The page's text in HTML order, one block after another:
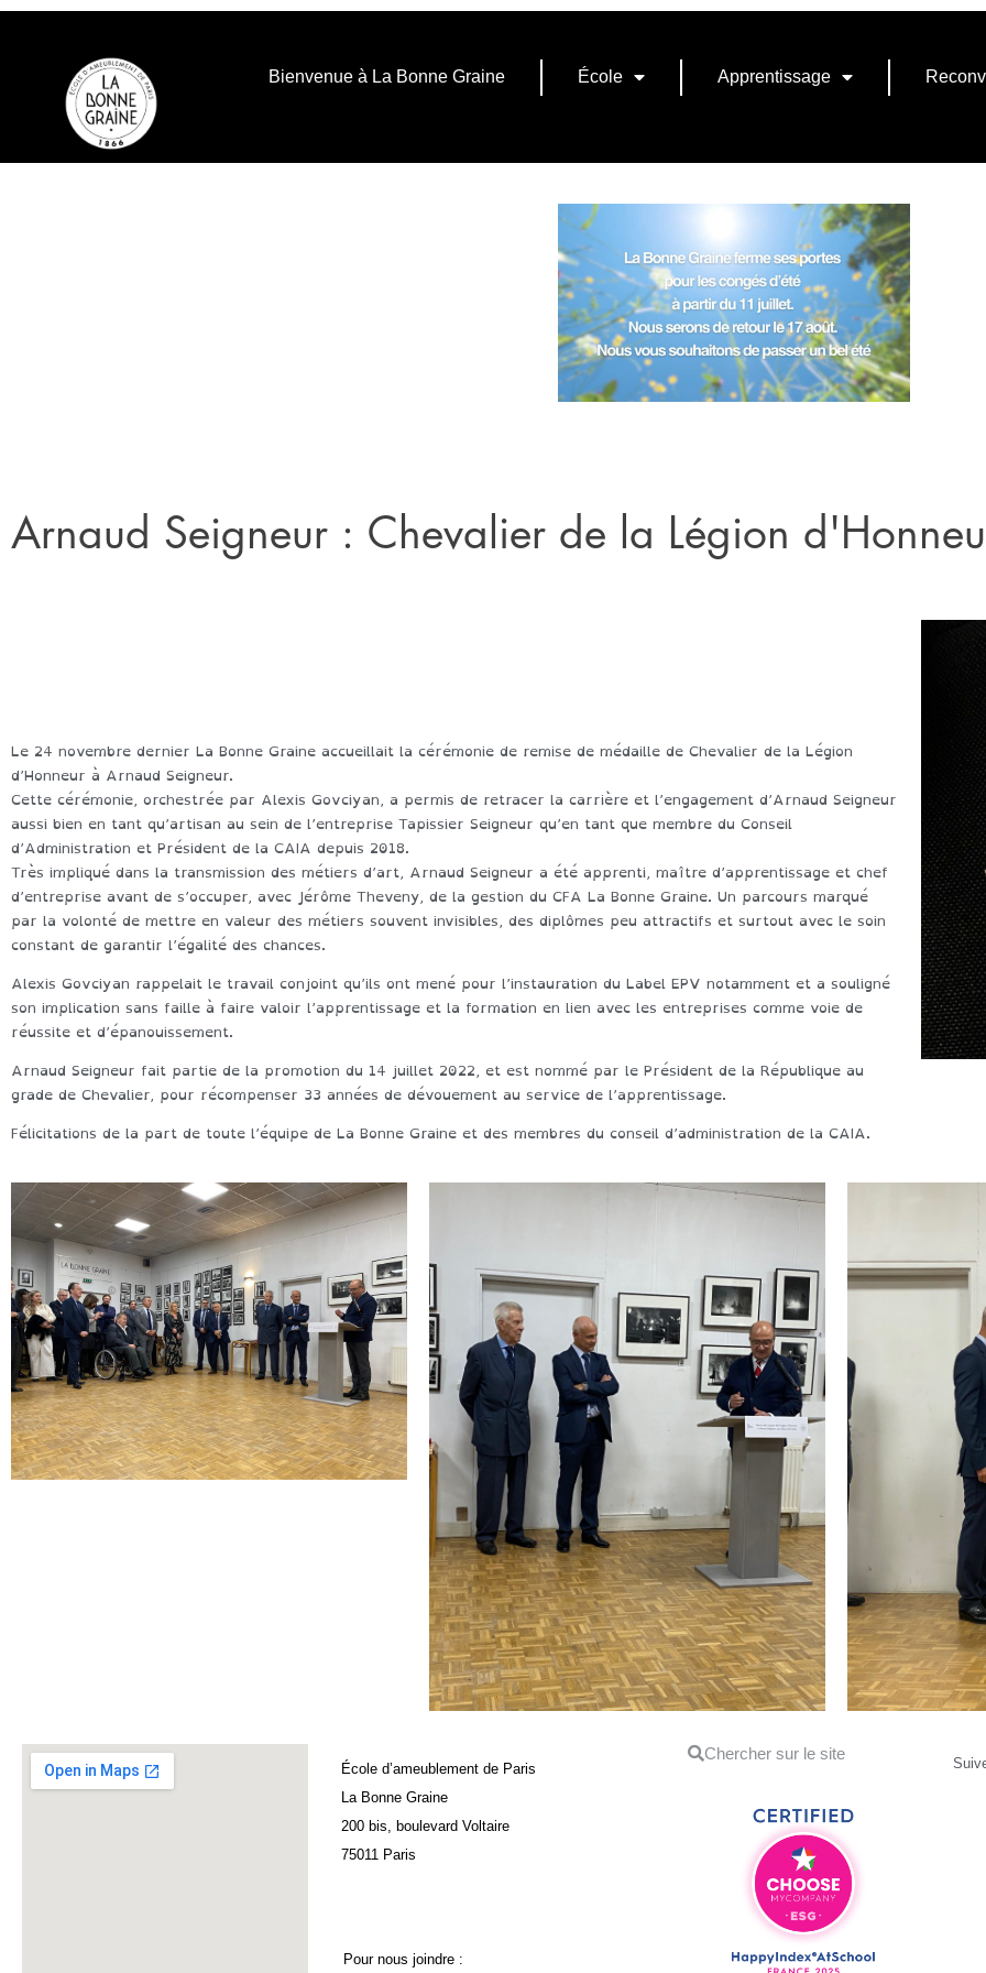
Bienvenue à La Bonne Graine École Apprentissage
Arnaud Seigneur : Chevalier de la Légion
Le 24 novembre dernier La Bonne Graine accueillait la cérémonie de remise de médaille de Chevalier de la Légion
d’Honneur à Arnaud Seigneur.
Cette cérémonie, orchestrée par Alexis Govciyan, a permis de retracer la carrière et l’engagement d’Arnaud Seigneur
aussi bien en tant qu’artisan au sein de l’entreprise Tapissier Seigneur qu’en tant que membre du Conseil
d’Administration et Président de la CAIA depuis 2018.
Très impliqué dans la transmission des métiers d’art, Arnaud Seigneur a été apprenti, maître d’apprentissage et chef
d’entreprise avant de s’occuper, avec Jérôme Theveny, de la gestion du CFA La Bonne Graine. Un parcours marqué
par la volonté de mettre en valeur des métiers souvent invisibles, des diplômes peu attractifs et surtout avec le soin
constant de garantir l’égalité des chances.
Alexis Govciyan rappelait le travail conjoint qu’ils ont mené pour l’instauration du Label EPV notamment et a souligné
son implication sans faille à faire valoir l’apprentissage et la formation en lien avec les entreprises comme voie de
réussite et d’épanouissement.
Arnaud Seigneur fait partie de la promotion du 14 juillet 2022, et est nommé par le Président de la République au
grade de Chevalier, pour récompenser 33 années de dévouement au service de l’apprentissage.
Félicitations de la part de toute l’équipe de La Bonne Graine et des membres du conseil d’administration de la CAIA.
École d’ameublement de Paris
La Bonne Graine
200 bis, boulevard Voltaire
75011 Paris
Pour nous joindre :